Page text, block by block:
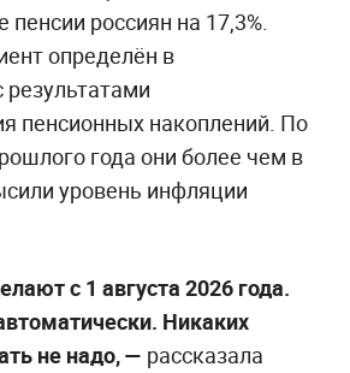
пенсии россиян на 17,3%.
определён в
результатами
пенсионных накоплений. По
года они более чем в
уровень инфляции
с 1 августа 2026 года.
Никаких
не надо, — рассказала